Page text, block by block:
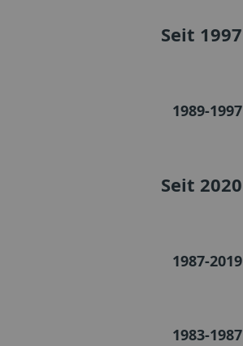
Seit 1997
1989-1997
Seit 2020
1987-2019
1983-1987